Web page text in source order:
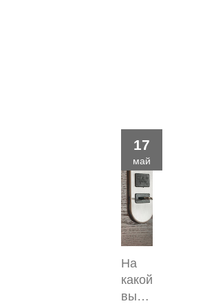
17
май
На
какой
высоте